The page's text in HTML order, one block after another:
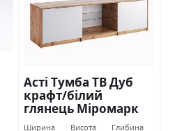
Асті Тумба ТВ Дуб
крафт/білий
глянець Міромарк
Ширина Висота Глибина